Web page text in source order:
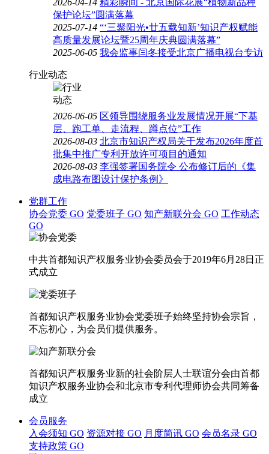
2026-04-14 精彩瞬间 - 北京国际花展“植物新品种
保护论坛”圆满落幕
2025-07-14 “‘三聚阳光•廿五载知新’知识产权赋能
高质量发展论坛暨25周年庆典圆满落幕”
2025-06-05 我会监事闫冬接受北京广播电视台专访
行业动态
2026-06-05 区领导围绕服务业发展情况开展“下基
层、跑工单、走流程、蹲点位”工作
2026-08-03 北京市知识产权局关于发布2026年度首
批集中推广专利开放许可项目的通知
2026-08-03 李强签署国务院令 公布修订后的《集
成电路布图设计保护条例》
党群工作
协会党委 GO 党委班子 GO 知产新联分会 GO 工作动态
GO
中共首都知识产权服务业协会委员会于2019年6月28日正
式成立
首都知识产权服务业协会党委班子始终坚持协会宗旨，
不忘初心，为会员们提供服务。
首都知识产权服务业新的社会阶层人士联谊分会由首都
知识产权服务业协会和北京市专利代理师协会共同筹备
成立
会员服务
入会须知 GO 资源对接 GO 月度简讯 GO 会员名录 GO
支持政策 GO